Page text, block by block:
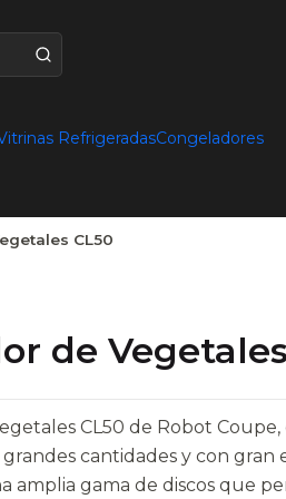
RefrigeradasCongeladores
CL50
de
CL50 de Robot
cantidades y con gran
amplia gama de discos que